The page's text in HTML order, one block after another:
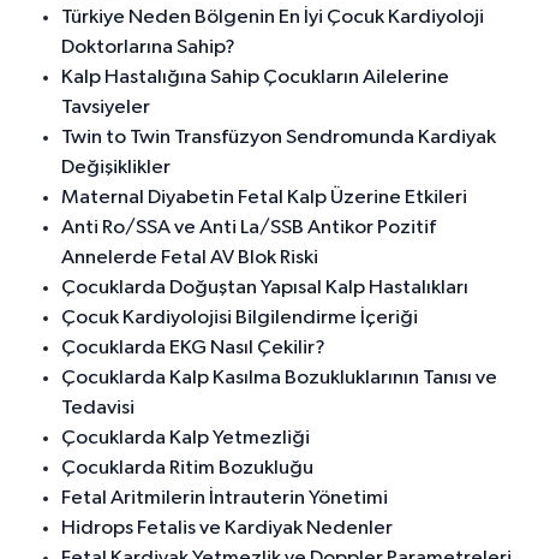
Türkiye Neden Bölgenin En İyi Çocuk Kardiyoloji
Doktorlarına Sahip?
Kalp Hastalığına Sahip Çocukların Ailelerine
Tavsiyeler
Twin to Twin Transfüzyon Sendromunda Kardiyak
Değişiklikler
Maternal Diyabetin Fetal Kalp Üzerine Etkileri
Anti Ro/SSA ve Anti La/SSB Antikor Pozitif
Annelerde Fetal AV Blok Riski
Çocuklarda Doğuştan Yapısal Kalp Hastalıkları
Çocuk Kardiyolojisi Bilgilendirme İçeriği
Çocuklarda EKG Nasıl Çekilir?
Çocuklarda Kalp Kasılma Bozukluklarının Tanısı ve
Tedavisi
Çocuklarda Kalp Yetmezliği
Çocuklarda Ritim Bozukluğu
Fetal Aritmilerin İntrauterin Yönetimi
Hidrops Fetalis ve Kardiyak Nedenler